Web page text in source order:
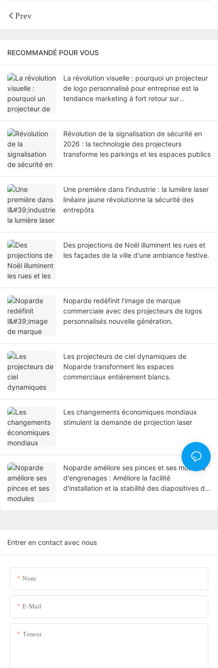
Prev
RECOMMANDÉ POUR VOUS
La révolution visuelle : pourquoi un projecteur
de logo personnalisé pour entreprise est la
tendance marketing à fort retour sur
Révolution de la signalisation de sécurité en
2026 : la technologie des projecteurs
transforme les parkings et les espaces publics
Une première dans l'industrie : la lumière laser
linéaire jaune révolutionne la sécurité des
entrepôts
Des projections de Noël illuminent les rues et
les façades de la ville d'une ambiance festive.
Noparde redéfinit l'image de marque
commerciale avec des projecteurs de logos
personnalisés nouvelle génération.
Les projecteurs de ciel dynamiques de
Noparde transforment les espaces
commerciaux entièrement blancs.
Les changements économiques mondiaux
stimulent la demande de projection laser
Noparde améliore ses pinces et ses modules
d'engrenages : Améliore la facilité
d'installation et la stabilité des diapositives de
Entrer en contact avec nous
Nom
E-Mail
Teneur